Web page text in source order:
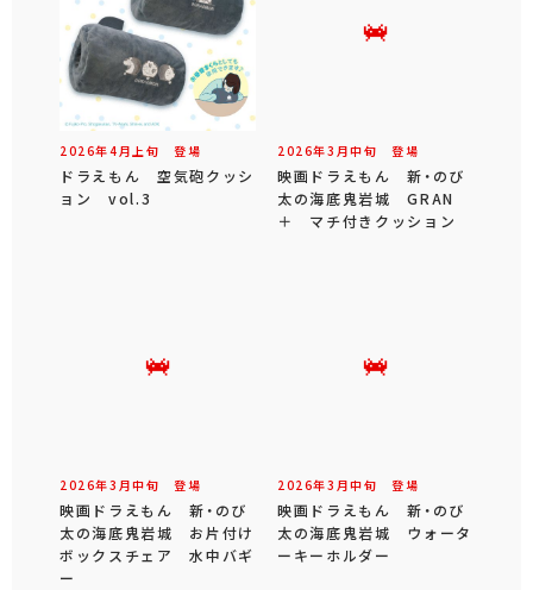
2026年4 月 上旬 登場
ドラえもん 空気砲クッシ
ョン vol.3
2026年3 月中旬 登場
映画ドラえもん 新・のび
太の海底鬼岩城 GRAN
＋ マチ付きクッション
2026年3 月中旬 登場
映画ドラえもん 新・のび
太の海底鬼岩城 お片付け
ボックスチェア 水中バギ
ー
2026年3 月中旬 登場
映画ドラえもん 新・のび
太の海底鬼岩城 ウォータ
ーキーホルダー